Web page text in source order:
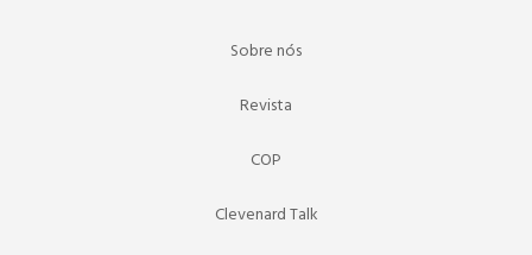
Sobre nós
Revista
COP
Clevenard Talk